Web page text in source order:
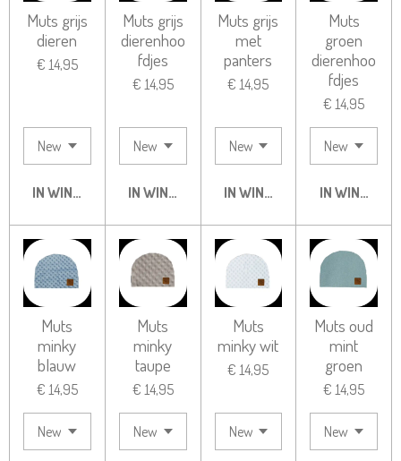
Muts grijs
dieren
€ 14,95
IN WINKELWAGEN
Muts grijs
dierenhoo
fdjes
€ 14,95
IN WINKELWAGEN
Muts grijs
met
panters
€ 14,95
IN WINKELWAGEN
Muts
groen
dierenhoo
fdjes
€ 14,95
IN
Muts
minky
blauw
€ 14,95
Muts
minky
taupe
€ 14,95
Muts
minky wit
€ 14,95
Muts oud
mint
groen
€ 14,95